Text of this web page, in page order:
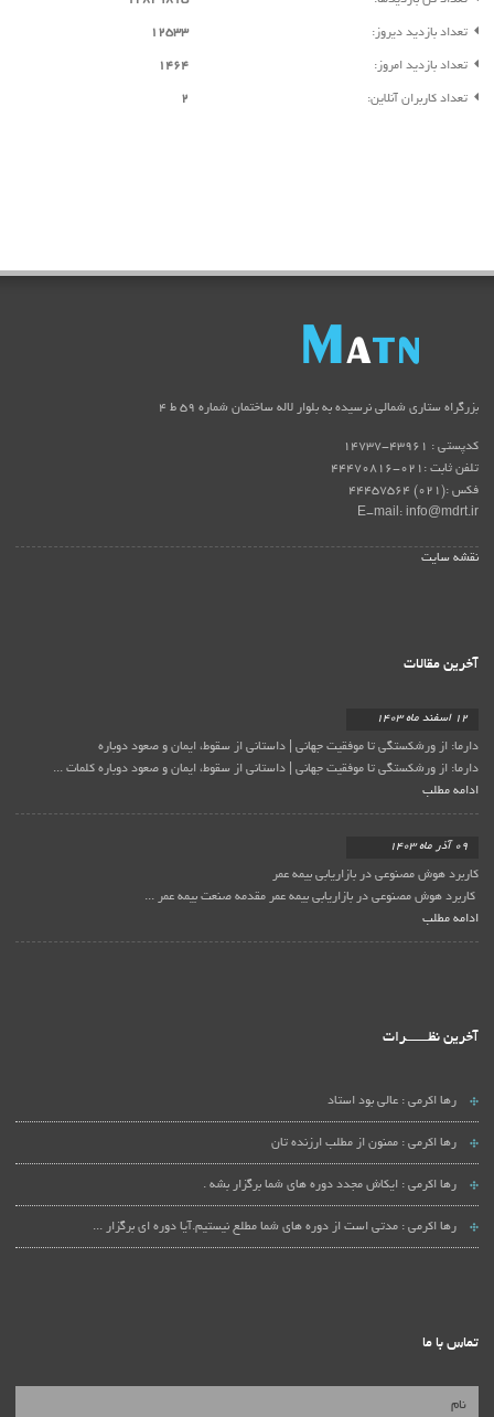
تعداد بازدید دیروز: 12533
تعداد بازدید امروز: 1464
تعداد کاربران آنلاین: 2
بزرگراه ستاری شمالی نرسیده به بلوار لاله ساختمان شماره ۵۹ ط ۴
کدپستی : 43961-14737
تلفن ثابت :021-44470816
فکس :(021) 44457564
E-mail: info@mdrt.ir
نقشه سایت
آخرین مقالات
12 اسفند ماه 1403
دارما: از ورشکستگی تا موفقیت جهانی | داستانی از سقوط، ایمان و صعود دوباره
دارما: از ورشکستگی تا موفقیت جهانی | داستانی از سقوط، ایمان و صعود دوباره کلمات ...
ادامه مطلب
09 آذر ماه 1403
کاربرد هوش مصنوعی در بازاریابی بیمه عمر
کاربرد هوش مصنوعی در بازاریابی بیمه عمر مقدمه صنعت بیمه عمر ...
ادامه مطلب
آخرین نظـــــــرات
رها اکرمی :عالی بود استاد
رها اکرمی :ممنون از مطلب ارزنده تان
رها اکرمی : ایکاش مجدد دوره های شما برگزار بشه .
رها اکرمی :مدتی است از دوره های شما مطلع نیستیم.آیا دوره ای برگزار ...
تماس با ما